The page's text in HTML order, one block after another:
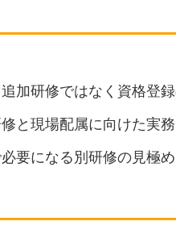
加研修ではなく資格登録
と現場配属に向けた実務
要になる別研修の見極め